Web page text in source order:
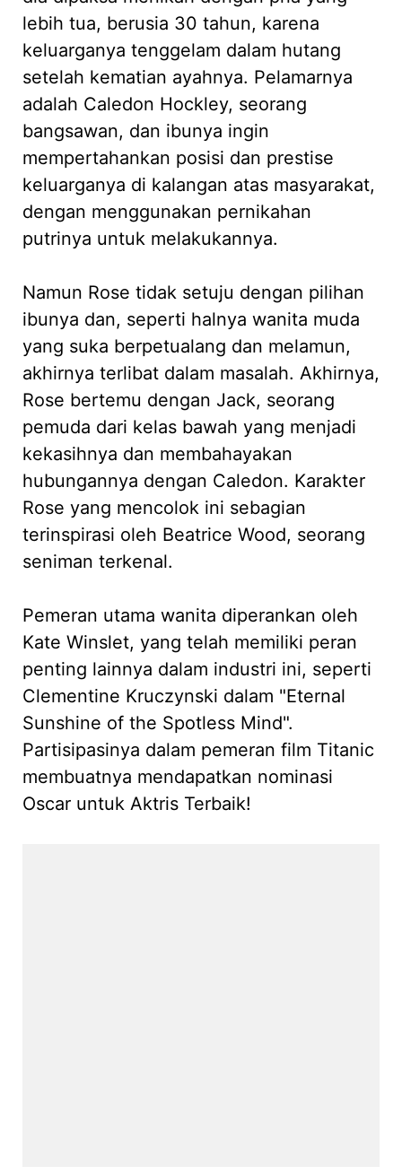
lebih tua, berusia 30 tahun, karena
keluarganya tenggelam dalam hutang
setelah kematian ayahnya. Pelamarnya
adalah Caledon Hockley, seorang
bangsawan, dan ibunya ingin
mempertahankan posisi dan prestise
keluarganya di kalangan atas masyarakat,
dengan menggunakan pernikahan
putrinya untuk melakukannya.
Namun Rose tidak setuju dengan pilihan
ibunya dan, seperti halnya wanita muda
yang suka berpetualang dan melamun,
akhirnya terlibat dalam masalah. Akhirnya,
Rose bertemu dengan Jack, seorang
pemuda dari kelas bawah yang menjadi
kekasihnya dan membahayakan
hubungannya dengan Caledon. Karakter
Rose yang mencolok ini sebagian
terinspirasi oleh Beatrice Wood, seorang
seniman terkenal.
Pemeran utama wanita diperankan oleh
Kate Winslet, yang telah memiliki peran
penting lainnya dalam industri ini, seperti
Clementine Kruczynski dalam "Eternal
Sunshine of the Spotless Mind".
Partisipasinya dalam pemeran film Titanic
membuatnya mendapatkan nominasi
Oscar untuk Aktris Terbaik!